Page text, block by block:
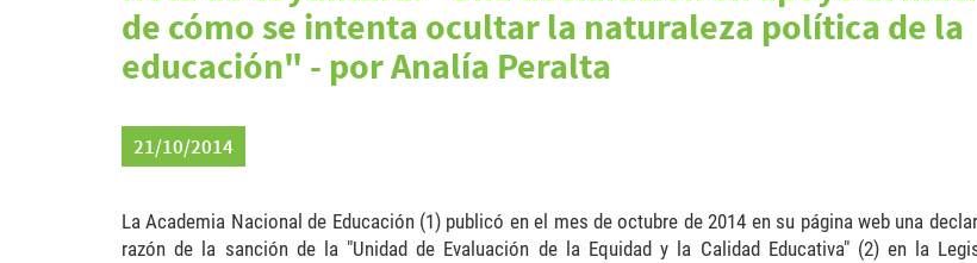
de cómo se intenta ocultar la naturaleza política de la
educación" - por Analía Peralta
21/10/2014
La Academia Nacional de Educación (1) publicó en el mes de octubre de 2014 en su página web una
razón de la sanción de la "Unidad de Evaluación de la Equidad y la Calidad Educativa" (2) en la